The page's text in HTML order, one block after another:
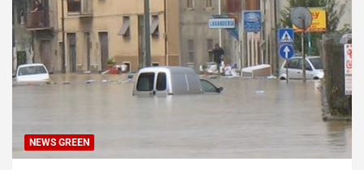
NEWS GREEN